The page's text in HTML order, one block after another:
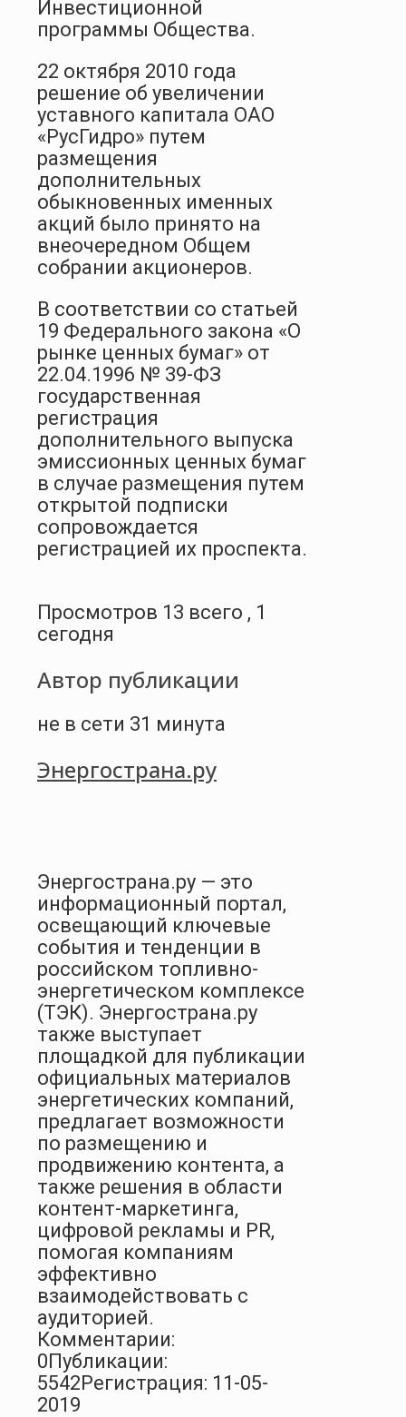
Инвестиционной
программы Общества.
22 октября 2010 года
решение об увеличении
уставного капитала ОАО
«РусГидро» путем
размещения
дополнительных
обыкновенных именных
акций было принято на
внеочередном Общем
собрании акционеров.
В соответствии со статьей
19 Федерального закона «О
рынке ценных бумаг» от
22.04.1996 № 39-ФЗ
государственная
регистрация
дополнительного выпуска
эмиссионных ценных бумаг
в случае размещения путем
открытой подписки
сопровождается
регистрацией их проспекта.
Просмотров 13 всего , 1
сегодня
Автор публикации
не в сети 31 минута
Энергострана.ру
Энергострана.ру — это
информационный портал,
освещающий ключевые
события и тенденции в
российском топливно-
энергетическом комплексе
(ТЭК). Энергострана.ру
также выступает
площадкой для публикации
официальных материалов
энергетических компаний,
предлагает возможности
по размещению и
продвижению контента, а
также решения в области
контент-маркетинга,
цифровой рекламы и PR,
помогая компаниям
эффективно
взаимодействовать с
аудиторией.
Комментарии:
0Публикации:
5542Регистрация: 11-05-
2019